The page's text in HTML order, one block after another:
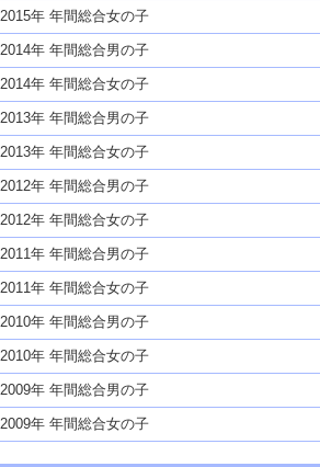
2015年 年間総合女の子
2014年 年間総合男の子
2014年 年間総合女の子
2013年 年間総合男の子
2013年 年間総合女の子
2012年 年間総合男の子
2012年 年間総合女の子
2011年 年間総合男の子
2011年 年間総合女の子
2010年 年間総合男の子
2010年 年間総合女の子
2009年 年間総合男の子
2009年 年間総合女の子